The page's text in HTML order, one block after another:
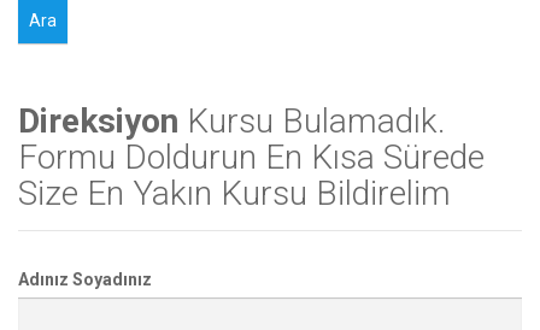
Direksiyon Kursu Bulamadık.
Formu Doldurun En Kısa Sürede
Size En Yakın Kursu Bildirelim
Adınız Soyadınız